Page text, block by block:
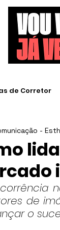
de Corretor
-
de
o